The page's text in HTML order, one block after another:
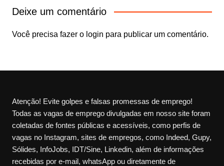
Deixe um comentário
Você precisa fazer o login para publicar um comentário.
Atenção! Evite golpes e falsas promessas de emprego!
Todas as vagas de emprego divulgadas em nosso site foram
coletadas de fontes públicas e acessíveis, como perfis de
vagas no Instagram, sites de empregos, como Indeed, Gupy,
Sólides, InfoJobs, IDT/Sine, Linkedin, além de informações
recebidas por e-mail, whatsApp ou diretamente de